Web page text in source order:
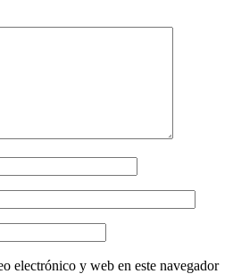
electrónico y web en este navegador